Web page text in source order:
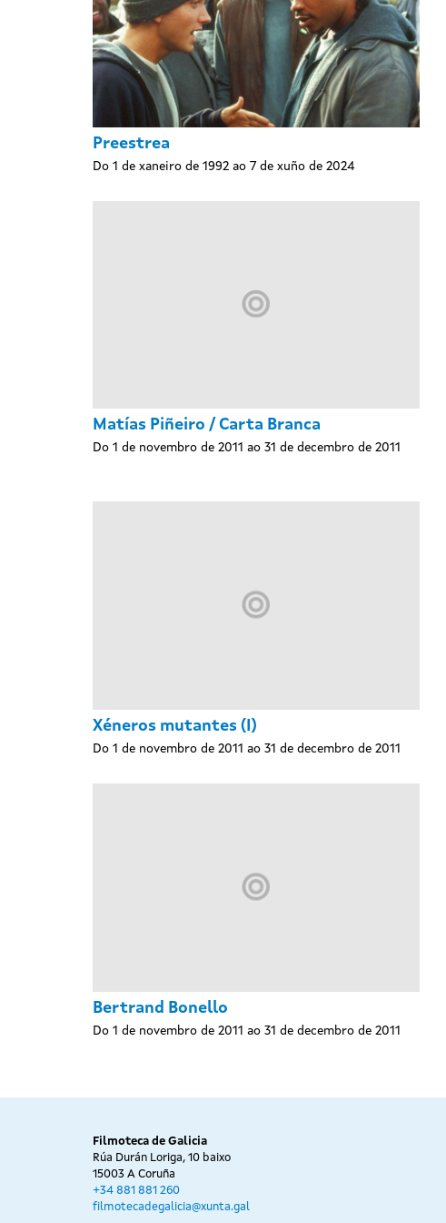
Preestrea
Do 1 de xaneiro de 1992 ao 7 de xuño de 2024
Matías Piñeiro / Carta Branca
Do 1 de novembro de 2011 ao 31 de decembro de 2011
Xéneros mutantes (I)
Do 1 de novembro de 2011 ao 31 de decembro de 2011
Bertrand Bonello
Do 1 de novembro de 2011 ao 31 de decembro de 2011
Filmoteca de Galicia
Rúa Durán Loriga, 10 baixo
15003 A Coruña
+34 881 881 260
filmotecadegalicia@xunta.gal